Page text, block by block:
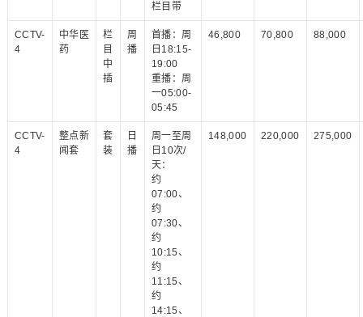
栏目带
CCTV-
4
中华医
药
栏
目
中
插
周
播
首播：周
日18:15-
19:00
重播：周
一05:00-
05:45
46,800 70,800 88,000
CCTV-
4
整点新
闻套
套
装
日
播
周一至周
日10次/
天：
约
07:00、
约
07:30、
约
10:15、
约
11:15、
约
14:15、
148,000 220,000 275,000